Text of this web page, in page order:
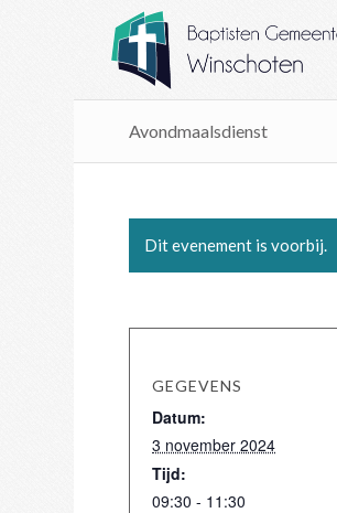
Avondmaalsdienst
Dit evenement is voorbij.
GEGEVENS
Datum:
3 november 2024
Tijd:
09:30 - 11:30